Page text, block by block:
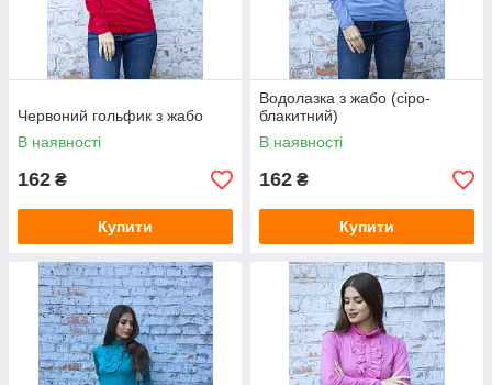
Червоний гольфик з жабо
В наявності
162 ₴
Купити
Водолазка з жабо (сіро-
блакитний)
В наявності
162 ₴
Купити